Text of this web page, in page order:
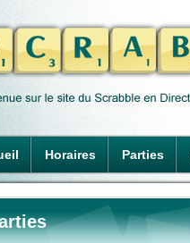
Horaires Parties